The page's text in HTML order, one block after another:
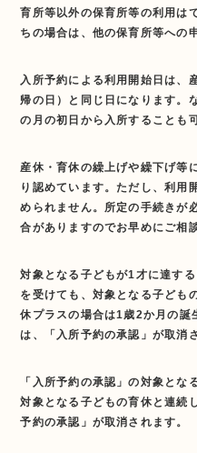
育所等以外の保育所等の利用は
ちの場合は、他の保育所等への
入所予約による利用開始日は、
帰の日）と同じ日になります。
の月の初日から入所することも
産休・育休の繰上げや繰下げ等
り認めています。ただし、利用
められません。所定の手続きが
合がありますのでお早めにご相
対象となる子どもが1才に達す
を受けても、対象となる子ども
休プラスの場合は1歳2か月の誕
は、「入所予約の承認」が取消
「入所予約の承認」の対象とな
対象となる子どもの育休と連続
予約の承認」が取消されます。